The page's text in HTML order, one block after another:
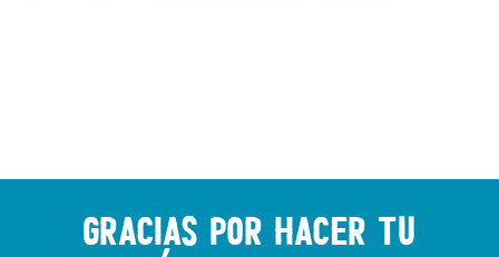
Gracias por hacer tu